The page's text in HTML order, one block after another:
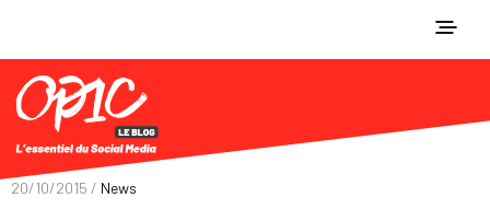
20/10/2015 / News